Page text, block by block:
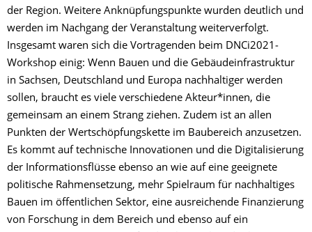
der Region. Weitere Anknüpfungspunkte wurden deutlich und
werden im Nachgang der Veranstaltung weiterverfolgt.
Insgesamt waren sich die Vortragenden beim DNCi2021‐
Workshop einig: Wenn Bauen und die Gebäudeinfrastruktur
in Sachsen, Deutschland und Europa nachhaltiger werden
sollen, braucht es viele verschiedene Akteur*innen, die
gemeinsam an einem Strang ziehen. Zudem ist an allen
Punkten der Wertschöpfungskette im Baubereich anzusetzen.
Es kommt auf technische Innovationen und die Digitalisierung
der Informationsflüsse ebenso an wie auf eine geeignete
politische Rahmensetzung, mehr Spielraum für nachhaltiges
Bauen im öffentlichen Sektor, eine ausreichende Finanzierung
von Forschung in dem Bereich und ebenso auf ein